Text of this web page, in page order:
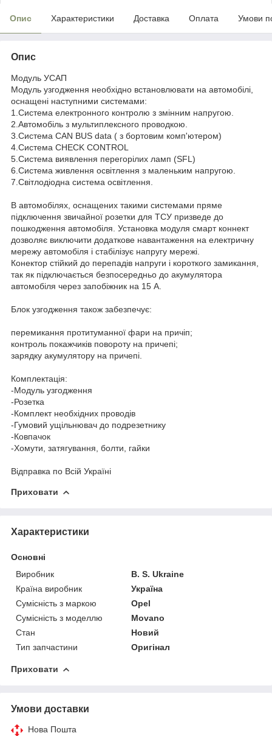
Опис Характеристики Доставка Оплата Умови
Опис
Модуль УСАП
Модуль узгодження необхідно встановлювати на автомобілі,
оснащені наступними системами:
1.Система електронного контролю з змінним напругою.
2.Автомобіль з мультиплексного проводкою.
3.Система CAN BUS data ( з бортовим комп'ютером)
4.Система CHECK CONTROL
5.Система виявлення перегорілих ламп (SFL)
6.Система живлення освітлення з маленьким напругою.
7.Світлодіодна система освітлення.
В автомобілях, оснащених такими системами пряме
підключення звичайної розетки для ТСУ призведе до
пошкодження автомобіля. Установка модуля смарт коннект
дозволяє виключити додаткове навантаження на електричну
мережу автомобіля і стабілізує напругу мережі.
Конектор стійкий до перепадів напруги і короткого замикання,
так як підключається безпосередньо до акумулятора
автомобіля через запобіжник на 15 А.
Блок узгодження також забезпечує:
перемикання протитуманної фари на причіп;
контроль покажчиків повороту на причепі;
зарядку акумулятору на причепі.
Комплектація:
-Модуль узгодження
-Розетка
-Комплект необхідних проводів
-Гумовий ущільнювач до подрезетнику
-Ковпачок
-Хомути, затягування, болти, гайки
Відправка по Всій Україні
Приховати
Характеристики
Основні
Виробник
B. S. Ukraine
Країна виробник
Україна
Сумісність з маркою
Opel
Сумісність з моделлю
Movano
Стан
Новий
Тип запчастини
Оригінал
Приховати
Умови доставки
Нова Пошта